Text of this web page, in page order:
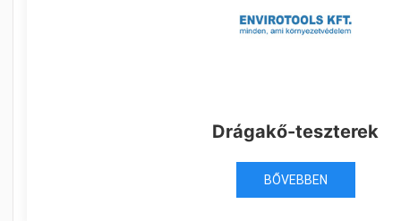
Drágakő-teszterek
BŐVEBBEN